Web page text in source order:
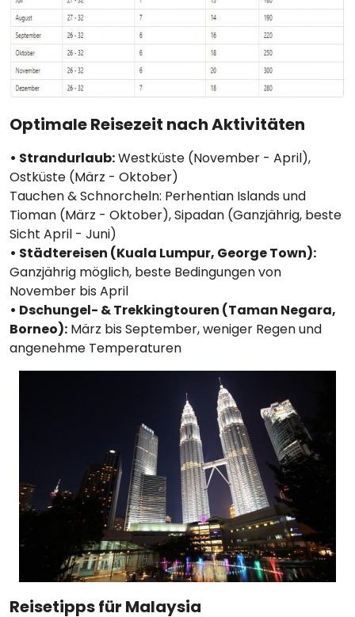
Optimale Reisezeit nach Aktivitäten
• Strandurlaub:Westküste (November - April),
Ostküste (März - Oktober)
Tauchen & Schnorcheln: Perhentian Islands und
Tioman (März - Oktober), Sipadan (Ganzjährig, beste
Sicht April - Juni)
• Städtereisen (Kuala Lumpur, George Town):
Ganzjährig möglich, beste Bedingungen von
November bis April
• Dschungel- & Trekkingtouren (Taman Negara,
Borneo): März bis September, weniger Regen und
angenehme Temperaturen
Reisetipps für Malaysia